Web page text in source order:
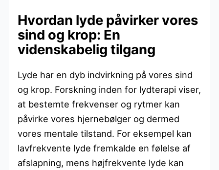
Hvordan lyde påvirker vores
sind og krop: En
videnskabelig tilgang
Lyde har en dyb indvirkning på vores sind
og krop. Forskning inden for lydterapi viser,
at bestemte frekvenser og rytmer kan
påvirke vores hjernebølger og dermed
vores mentale tilstand. For eksempel kan
lavfrekvente lyde fremkalde en følelse af
afslapning, mens højfrekvente lyde kan